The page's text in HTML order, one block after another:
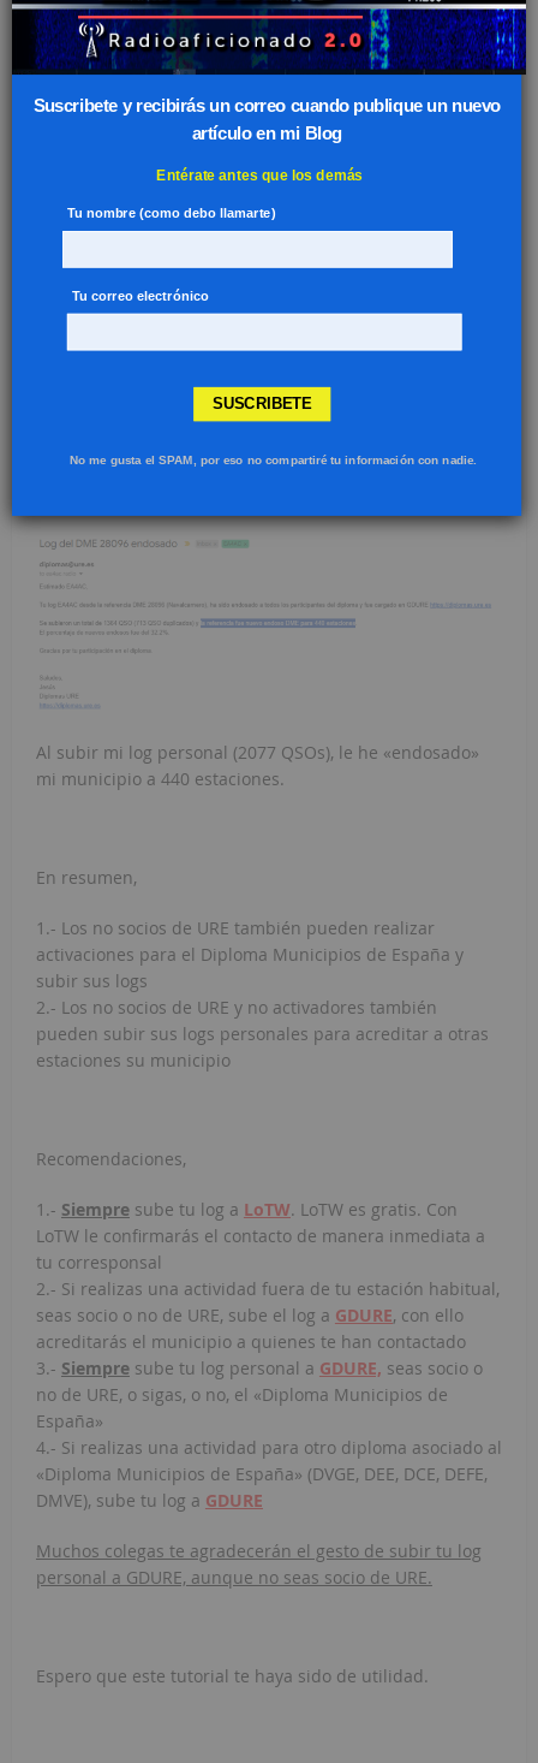
administración del «Diploma Municipios de España»
Al subir mi log personal (2077 QSOs), le he «endosado»
mi municipio a 440 estaciones.
En resumen,
1.- Los no socios de URE también pueden realizar
activaciones para el Diploma Municipios de España y
subir sus logs
2.- Los no socios de URE y no activadores también
pueden subir sus logs personales para acreditar a otras
estaciones su municipio
Recomendaciones,
1.- Siempresube tu log a LoTW. LoTW es gratis. Con
LoTW le confirmarás el contacto de manera inmediata a
tu corresponsal
2.- Si realizas una actividad fuera de tu estación habitual,
seas socio o no de URE, sube el log a GDURE, con ello
acreditarás el municipio a quienes te han contactado
3.- Siempre sube tu log personal a GDURE, seas socio o
no de URE, o sigas, o no, el «Diploma Municipios de
España»
4.- Si realizas una actividad para otro diploma asociado al
«Diploma Municipios de España» (DVGE, DEE, DCE, DEFE,
DMVE), sube tu log a GDURE
Muchos colegas te agradecerán el gesto de subir tu log
personal a GDURE, aunque no seas socio de URE.
Espero que este tutorial te haya sido de utilidad.
Suscribete y recibirás un correo cuando publique un nuevo
artículo en mi Blog
Entérate antes que los demás
Tu nombre (como debo llamarte)
No me gusta el SPAM, por eso no compartiré tu información con nadie.
SUSCRIBETE
Tu correo electrónico